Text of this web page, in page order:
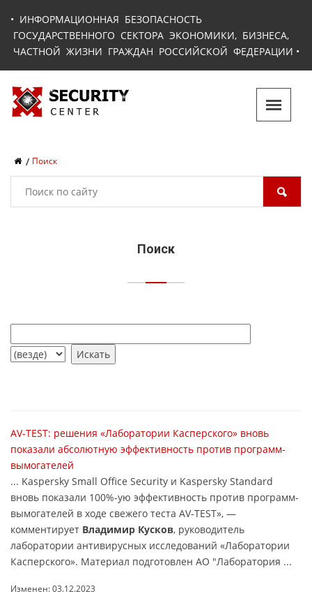
• ИНФОРМАЦИОННАЯ БЕЗОПАСНОСТЬ
ГОСУДАРСТВЕННОГО СЕКТОРА ЭКОНОМИКИ, БИЗНЕСА,
ЧАСТНОЙ ЖИЗНИ ГРАЖДАН РОССИЙСКОЙ ФЕДЕРАЦИИ •
Поиск
Поиск
AV-TEST: решения «Лаборатории Касперского» вновь
показали абсолютную эффективность против программ-
вымогателей
... Kaspersky Small Office Security и Kaspersky Standard
вновь показали 100%-ую эффективность против программ-
вымогателей в ходе свежего теста AV-TEST», —
комментирует Владимир Кусков, руководитель
лаборатории антивирусных исследований «Лаборатории
Касперского». Материал подготовлен АО "Лаборатория ...
Изменен: 03.12.2023